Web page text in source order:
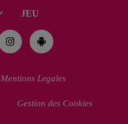
JEU
Mentions Legales
Gestion des Cookies